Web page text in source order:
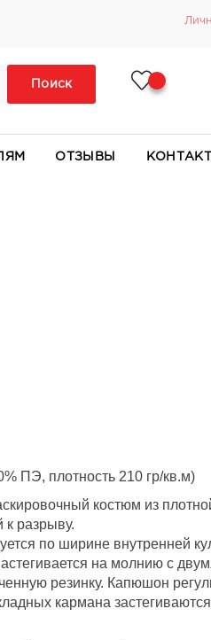
Поиск
ОТЗЫВЫ
ПЭ, плотность 210 гр/кв.м)
костюм из
к разрыву.
по ширине внутренней
на молнию с
резинку. Капюшон
кармана